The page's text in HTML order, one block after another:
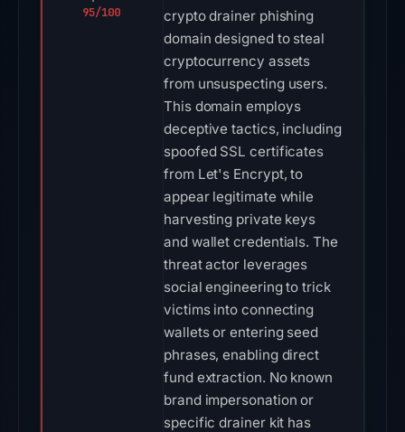
95/100
crypto drainer phishing
domain designed to steal
cryptocurrency assets
from unsuspecting users.
This domain employs
deceptive tactics, including
spoofed SSL certificates
from Let's Encrypt, to
appear legitimate while
harvesting private keys
and wallet credentials. The
threat actor leverages
social engineering to trick
victims into connecting
wallets or entering seed
phrases, enabling direct
fund extraction. No known
brand impersonation or
specific drainer kit has